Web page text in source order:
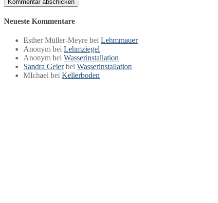
Neueste Kommentare
Esther Müller-Meyre bei Lehmmauer
Anonym bei Lehmziegel
Anonym bei Wasserinstallation
Sandra Geierbei Wasserinstallation
MIchael bei Kellerboden